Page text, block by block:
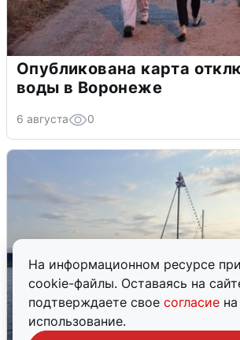
На информационном ресурсе
cookie-файлы. Оставаясь на
подтверждаете свое согласие
использование.
Опубликована карта
воды в Воронеже
6 августа 0